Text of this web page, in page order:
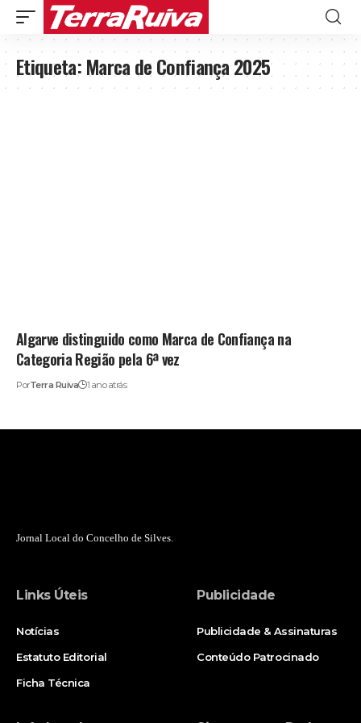
Etiqueta:Marca de Confiança 2025
Algarve distinguido como Marca de Confiança na
Categoria Região pela 6ª vez
PorTerra Ruiva 1 ano atrás
Jornal Local do Concelho de Silves.
Links Úteis
Notícias
Estatuto Editorial
Ficha Técnica
Publicidade
Publicidade & Assinaturas
Conteúdo Patrocinado